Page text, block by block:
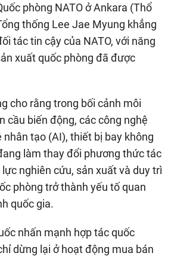
phòng NATO ở Ankara (Thổ
thống Lee Jae Myung khẳng
tác tin cậy của NATO, với năng
xuất quốc phòng đã được
cho rằng trong bối cảnh môi
cầu biến động, các công nghệ
tạo (AI), thiết bị bay không
làm thay đổi phương thức tác
nghiên cứu, sản xuất và duy trì
phòng trở thành yếu tố quan
quốc gia.
nhấn mạnh hợp tác quốc
dừng lại ở hoạt động mua bán